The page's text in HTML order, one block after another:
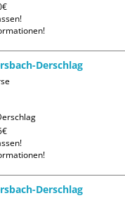
Derschlag
Derschlag